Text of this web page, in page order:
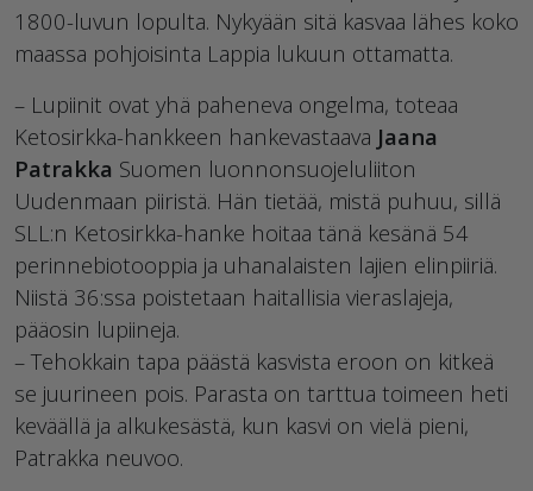
1800-luvun lopulta. Nykyään sitä kasvaa lähes koko
maassa pohjoisinta Lappia lukuun ottamatta.
– Lupiinit ovat yhä paheneva ongelma, toteaa
Ketosirkka-hankkeen hankevastaava Jaana
Patrakka Suomen luonnonsuojeluliiton
Uudenmaan piiristä. Hän tietää, mistä puhuu, sillä
SLL:n Ketosirkka-hanke hoitaa tänä kesänä 54
perinnebiotooppia ja uhanalaisten lajien elinpiiriä.
Niistä 36:ssa poistetaan haitallisia vieraslajeja,
pääosin lupiineja.
– Tehokkain tapa päästä kasvista eroon on kitkeä
se juurineen pois. Parasta on tarttua toimeen heti
keväällä ja alkukesästä, kun kasvi on vielä pieni,
Patrakka neuvoo.